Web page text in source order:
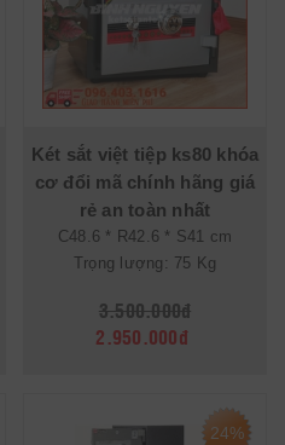
Két sắt việt tiệp ks80 khóa
cơ đổi mã chính hãng giá
rẻ an toàn nhất
C48.6 * R42.6 * S41 cm
Trọng lượng: 75 Kg
3.500.000đ
2.950.000đ
24%